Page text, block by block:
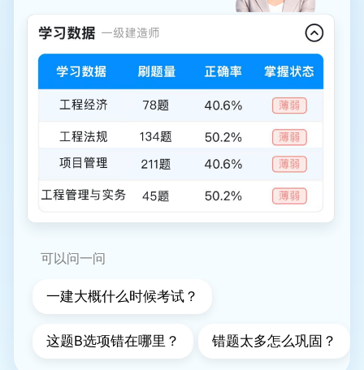
可以问一问
一建大概什么时候考试？
这题B选项错在哪里？ 错题太多怎么巩固？